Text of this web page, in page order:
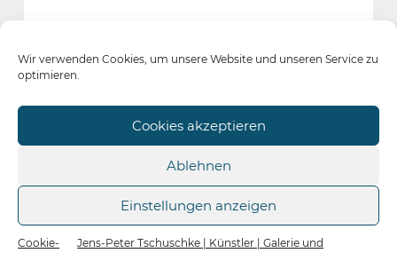
Wir verwenden Cookies, um unsere Website und unseren Service zu
optimieren.
Cookies akzeptieren
Ablehnen
Einstellungen anzeigen
Cookie- Jens-Peter Tschuschke | Künstler | Galerie und